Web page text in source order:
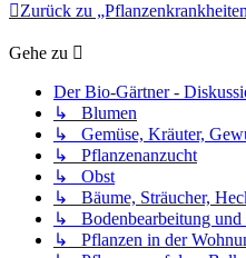
Zurück zu
Gehe zu
Der Bio-Gärtner -
↳ Blumen
↳ Gemüse, Kräuter,
↳ Pflanzenanzucht
↳ Obst
↳ Bäume, Sträucher,
↳ Bodenbearbeitung und
↳ Pflanzen in der